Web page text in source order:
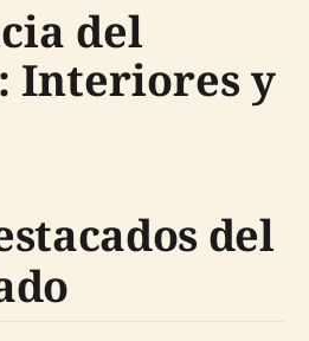
del
Interiores y
del